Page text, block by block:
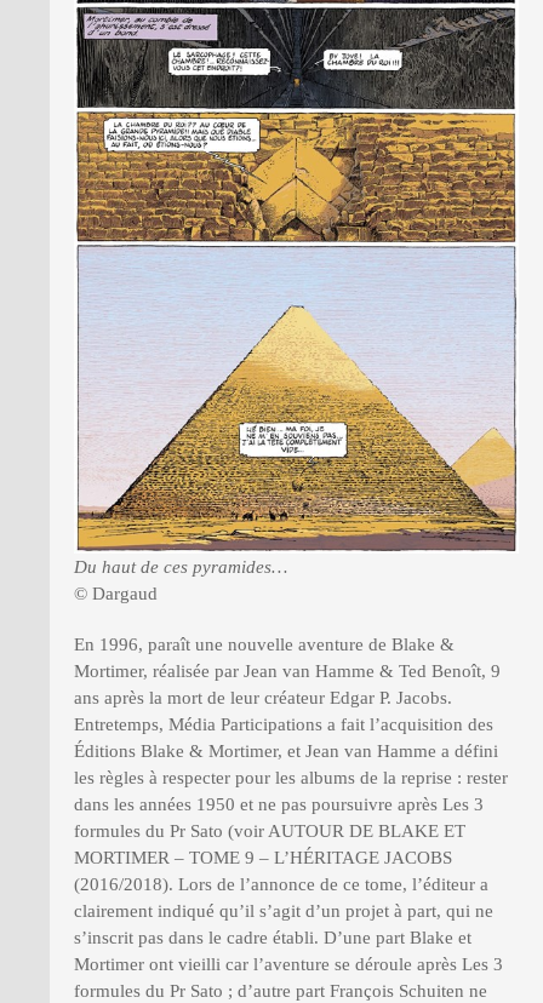
Du haut de ces pyramides…
© Dargaud
En 1996, paraît une nouvelle aventure de Blake &
Mortimer, réalisée par Jean van Hamme & Ted Benoît, 9
ans après la mort de leur créateur Edgar P. Jacobs.
Entretemps, Média Participations a fait l’acquisition des
Éditions Blake & Mortimer, et Jean van Hamme a défini
les règles à respecter pour les albums de la reprise : rester
dans les années 1950 et ne pas poursuivre après Les 3
formules du Pr Sato (voir AUTOUR DE BLAKE ET
MORTIMER – TOME 9 – L’HÉRITAGE JACOBS
(2016/2018). Lors de l’annonce de ce tome, l’éditeur a
clairement indiqué qu’il s’agit d’un projet à part, qui ne
s’inscrit pas dans le cadre établi. D’une part Blake et
Mortimer ont vieilli car l’aventure se déroule après Les 3
formules du Pr Sato ; d’autre part François Schuiten ne